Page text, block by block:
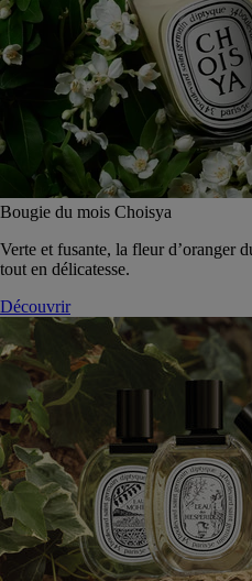
Bougie du mois Choisya
Verte et fusante, la fleur d’oranger
tout en délicatesse.
Découvrir